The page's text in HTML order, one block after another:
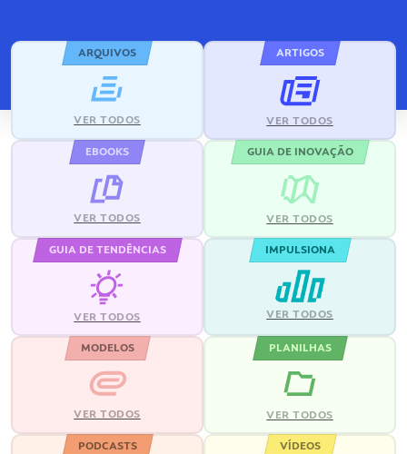
ARQUIVOS
VER TODOS
ARTIGOS
VER TODOS
EBOOKS
VER TODOS
GUIA DE INOVAÇÃO
VER TODOS
GUIA DE TENDÊNCIAS
VER TODOS
IMPULSIONA
VER TODOS
MODELOS
VER TODOS
PLANILHAS
VER TODOS
PODCASTS VÍDEOS